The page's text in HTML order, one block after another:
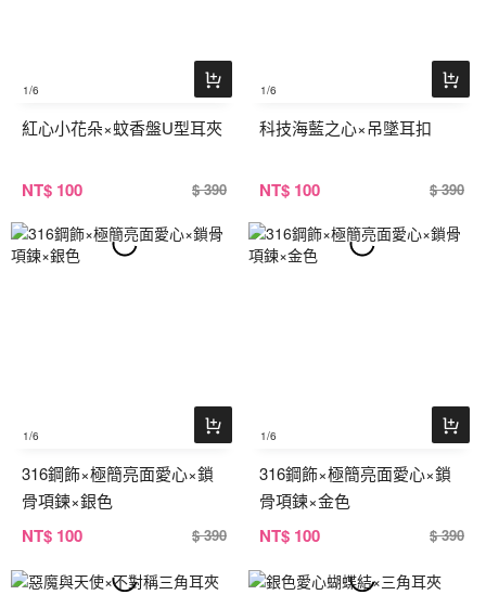
1/6
紅心小花朵×蚊香盤U型耳夾
NT$ 100 $ 390
1/6
科技海藍之心×吊墜耳扣
NT$ 100 $ 390
1/6
316鋼飾×極簡亮面愛心×鎖
骨項鍊×銀色
NT$ 100 $ 390
1/6
316鋼飾×極簡亮面愛心×鎖
骨項鍊×金色
NT$ 100 $ 390